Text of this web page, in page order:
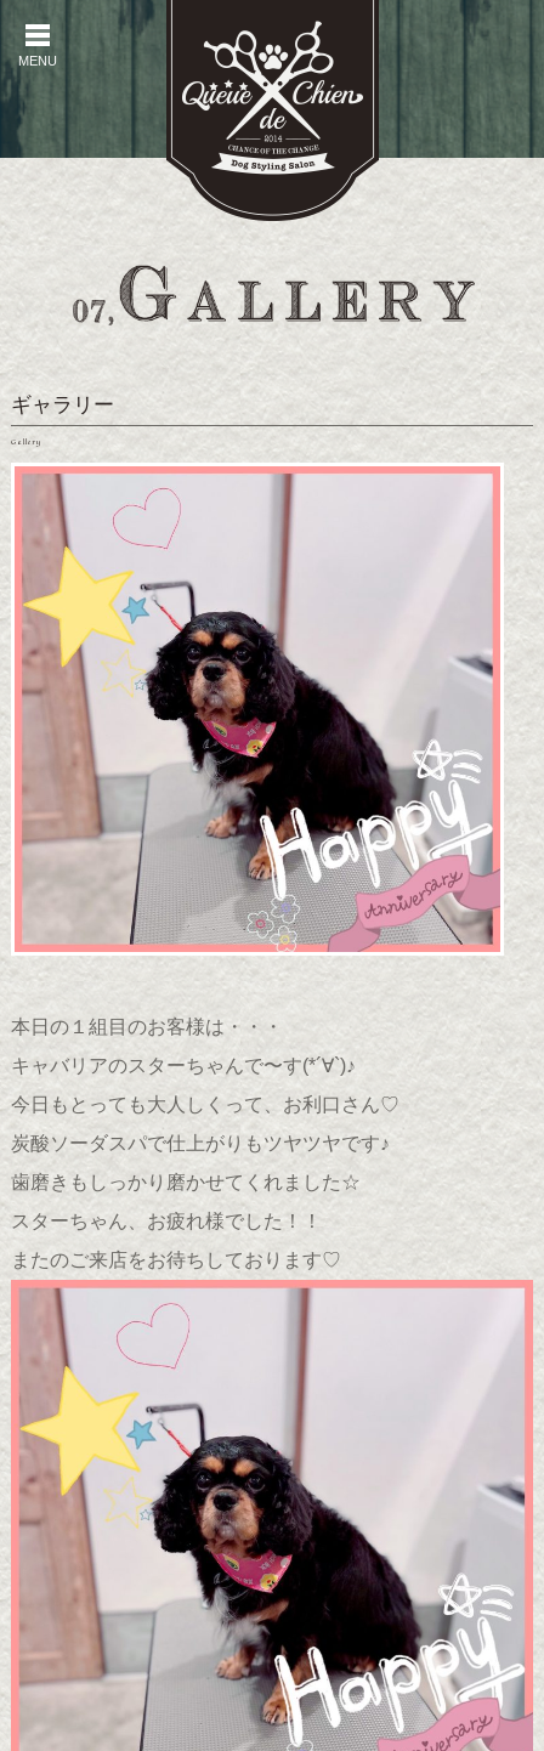
MENU
ギャラリー
Gallery
本日の１組目のお客様は・・・
キャバリアのスターちゃんで〜す(*´∀`)♪
今日もとっても大人しくって、お利口さん♡
炭酸ソーダスパで仕上がりもツヤツヤです♪
歯磨きもしっかり磨かせてくれました☆
スターちゃん、お疲れ様でした！！
またのご来店をお待ちしております♡